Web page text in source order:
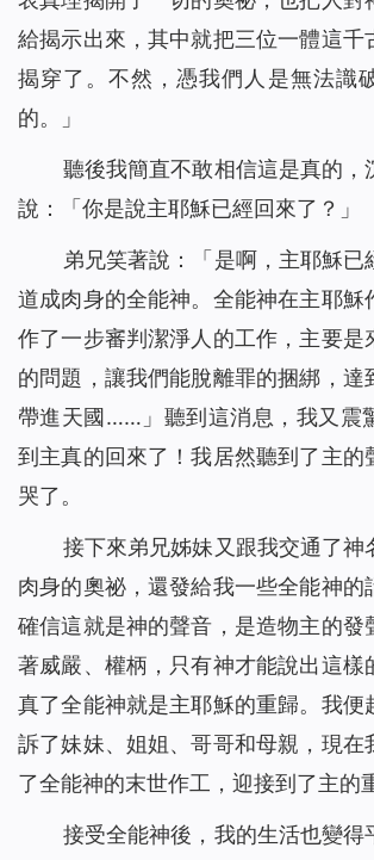
給揭示出來，其中就把三位一體這千
揭穿了。不然，憑我們人是無法識
的。」
聽後我簡直不敢相信這是真的，
說：「你是說主耶穌已經回來了？」
弟兄笑著說：「是啊，主耶穌已
道成肉身的全能神。全能神在主耶穌
作了一步審判潔淨人的工作，主要是
的問題，讓我們能脫離罪的捆綁，達
帶進天國……」聽到這消息，我又震
到主真的回來了！我居然聽到了主的
哭了。
接下來弟兄姊妹又跟我交通了神
肉身的奧祕，還發給我一些全能神的
確信這就是神的聲音，是造物主的發
著威嚴、權柄，只有神才能說出這樣
真了全能神就是主耶穌的重歸。我便
訴了妹妹、姐姐、哥哥和母親，現在
了全能神的末世作工，迎接到了主的
接受全能神後，我的生活也變得